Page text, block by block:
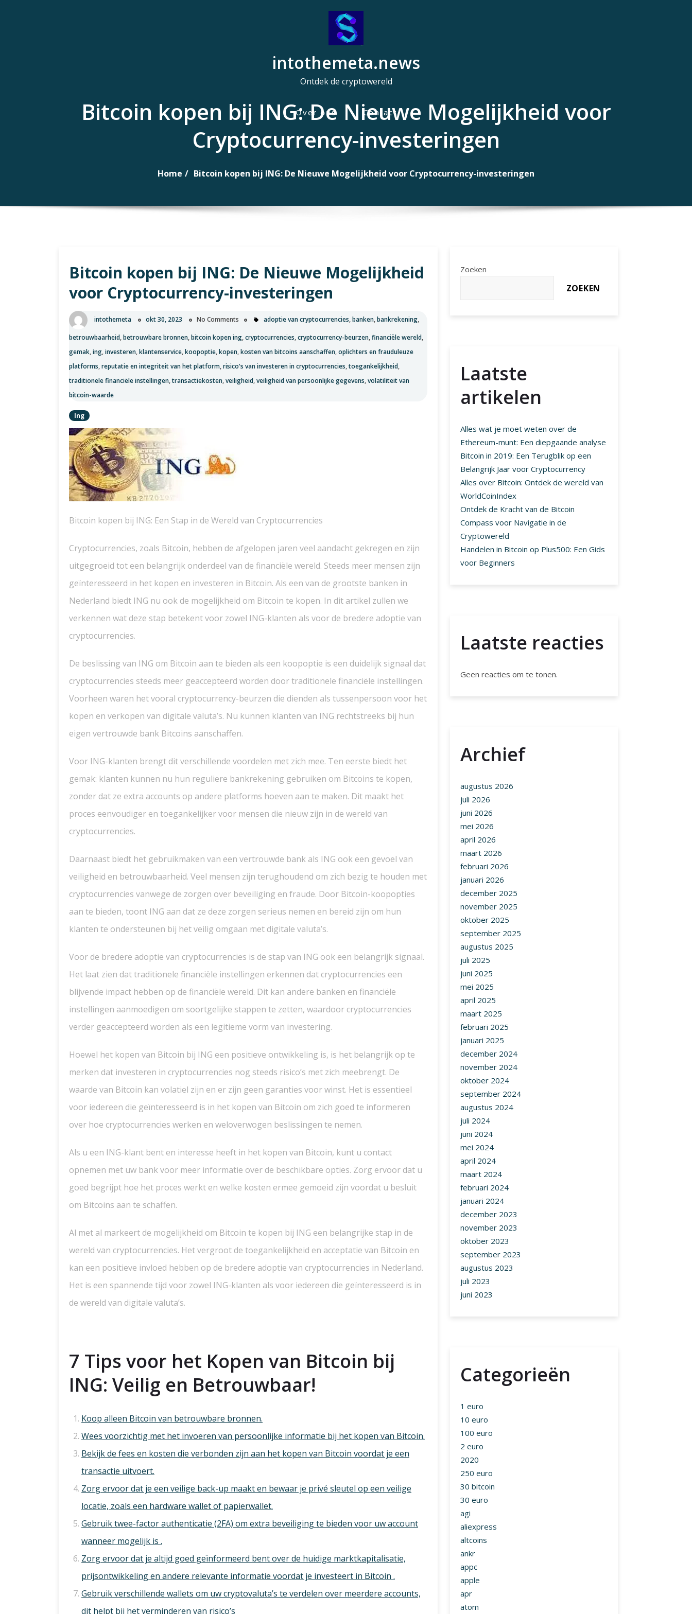
intothemeta.news
Ontdek de cryptowereld
H
o
d
e
Over ons Contact
Bitcoin kopen bij ING: De Nieuwe Mogelijkheid voor
Cryptocurrency-investeringen
Home Bitcoin kopen bij ING: De Nieuwe Mogelijkheid voor Cryptocurrency-investeringen
Bitcoin kopen bij ING: De Nieuwe Mogelijkheid
voor Cryptocurrency-investeringen
intothemeta okt 30, 2023 No Comments adoptie van cryptocurrencies,banken,bankrekening,
betrouwbaarheid,betrouwbare bronnen,bitcoin kopen ing,cryptocurrencies,cryptocurrency-beurzen,financiële wereld,
gemak,ing,investeren,klantenservice,koopoptie,kopen,kosten van bitcoins aanschaffen,oplichters en frauduleuze
platforms,reputatie en integriteit van het platform,risico's van investeren in cryptocurrencies,toegankelijkheid,
traditionele financiële instellingen,transactiekosten,veiligheid,veiligheid van persoonlijke gegevens,volatiliteit van
bitcoin-waarde
Ing
Bitcoin kopen bij ING: Een Stap in de Wereld van Cryptocurrencies
Cryptocurrencies, zoals Bitcoin, hebben de afgelopen jaren veel aandacht gekregen en zijn
uitgegroeid tot een belangrijk onderdeel van de financiële wereld. Steeds meer mensen zijn
geïnteresseerd in het kopen en investeren in Bitcoin. Als een van de grootste banken in
Nederland biedt ING nu ook de mogelijkheid om Bitcoin te kopen. In dit artikel zullen we
verkennen wat deze stap betekent voor zowel ING-klanten als voor de bredere adoptie van
cryptocurrencies.
De beslissing van ING om Bitcoin aan te bieden als een koopoptie is een duidelijk signaal dat
cryptocurrencies steeds meer geaccepteerd worden door traditionele financiële instellingen.
Voorheen waren het vooral cryptocurrency-beurzen die dienden als tussenpersoon voor het
kopen en verkopen van digitale valuta’s. Nu kunnen klanten van ING rechtstreeks bij hun
eigen vertrouwde bank Bitcoins aanschaffen.
Voor ING-klanten brengt dit verschillende voordelen met zich mee. Ten eerste biedt het
gemak: klanten kunnen nu hun reguliere bankrekening gebruiken om Bitcoins te kopen,
zonder dat ze extra accounts op andere platforms hoeven aan te maken. Dit maakt het
proces eenvoudiger en toegankelijker voor mensen die nieuw zijn in de wereld van
cryptocurrencies.
Daarnaast biedt het gebruikmaken van een vertrouwde bank als ING ook een gevoel van
veiligheid en betrouwbaarheid. Veel mensen zijn terughoudend om zich bezig te houden met
cryptocurrencies vanwege de zorgen over beveiliging en fraude. Door Bitcoin-koopopties
aan te bieden, toont ING aan dat ze deze zorgen serieus nemen en bereid zijn om hun
klanten te ondersteunen bij het veilig omgaan met digitale valuta’s.
Voor de bredere adoptie van cryptocurrencies is de stap van ING ook een belangrijk signaal.
Het laat zien dat traditionele financiële instellingen erkennen dat cryptocurrencies een
blijvende impact hebben op de financiële wereld. Dit kan andere banken en financiële
instellingen aanmoedigen om soortgelijke stappen te zetten, waardoor cryptocurrencies
verder geaccepteerd worden als een legitieme vorm van investering.
Hoewel het kopen van Bitcoin bij ING een positieve ontwikkeling is, is het belangrijk op te
merken dat investeren in cryptocurrencies nog steeds risico’s met zich meebrengt. De
waarde van Bitcoin kan volatiel zijn en er zijn geen garanties voor winst. Het is essentieel
voor iedereen die geïnteresseerd is in het kopen van Bitcoin om zich goed te informeren
over hoe cryptocurrencies werken en weloverwogen beslissingen te nemen.
Als u een ING-klant bent en interesse heeft in het kopen van Bitcoin, kunt u contact
opnemen met uw bank voor meer informatie over de beschikbare opties. Zorg ervoor dat u
goed begrijpt hoe het proces werkt en welke kosten ermee gemoeid zijn voordat u besluit
om Bitcoins aan te schaffen.
Al met al markeert de mogelijkheid om Bitcoin te kopen bij ING een belangrijke stap in de
wereld van cryptocurrencies. Het vergroot de toegankelijkheid en acceptatie van Bitcoin en
kan een positieve invloed hebben op de bredere adoptie van cryptocurrencies in Nederland.
Het is een spannende tijd voor zowel ING-klanten als voor iedereen die geïnteresseerd is in
de wereld van digitale valuta’s.
7 Tips voor het Kopen van Bitcoin bij
ING: Veilig en Betrouwbaar!
Koop alleen Bitcoin van betrouwbare bronnen.
Wees voorzichtig met het invoeren van persoonlijke informatie bij het kopen van Bitcoin.
Bekijk de fees en kosten die verbonden zijn aan het kopen van Bitcoin voordat je een
transactie uitvoert.
Zorg ervoor dat je een veilige back-up maakt en bewaar je privé sleutel op een veilige
locatie, zoals een hardware wallet of papierwallet.
Gebruik twee-factor authenticatie (2FA) om extra beveiliging te bieden voor uw account
wanneer mogelijk is .
Zorg ervoor dat je altijd goed geïnformeerd bent over de huidige marktkapitalisatie,
prijsontwikkeling en andere relevante informatie voordat je investeert in Bitcoin .
Gebruik verschillende wallets om uw cryptovaluta’s te verdelen over meerdere accounts,
dit helpt bij het verminderen van risico’s
Zoeken
ZOEKEN
Laatste
artikelen
Alles wat je moet weten over de
Ethereum-munt: Een diepgaande analyse
Bitcoin in 2019: Een Terugblik op een
Belangrijk Jaar voor Cryptocurrency
Alles over Bitcoin: Ontdek de wereld van
WorldCoinIndex
Ontdek de Kracht van de Bitcoin
Compass voor Navigatie in de
Cryptowereld
Handelen in Bitcoin op Plus500: Een Gids
voor Beginners
Laatste reacties
Geen reacties om te tonen.
Archief
augustus 2026
juli 2026
juni 2026
mei 2026
april 2026
maart 2026
februari 2026
januari 2026
december 2025
november 2025
oktober 2025
september 2025
augustus 2025
juli 2025
juni 2025
mei 2025
april 2025
maart 2025
februari 2025
januari 2025
december 2024
november 2024
oktober 2024
september 2024
augustus 2024
juli 2024
juni 2024
mei 2024
april 2024
maart 2024
februari 2024
januari 2024
december 2023
november 2023
oktober 2023
september 2023
augustus 2023
juli 2023
juni 2023
Categorieën
1 euro
10 euro
100 euro
2 euro
2020
250 euro
30 bitcoin
30 euro
agi
aliexpress
altcoins
ankr
appc
apple
apr
atom